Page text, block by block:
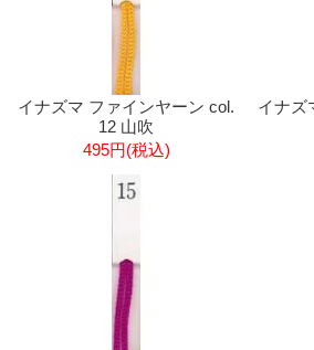
イナズマ ファインヤーン col.
12 山吹
495円(税込)
イナズ